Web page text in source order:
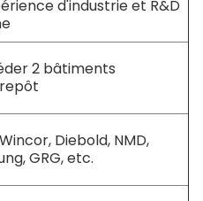
d'industrie et R&D
2 bâtiments
Diebold, NMD,
GRG, etc.